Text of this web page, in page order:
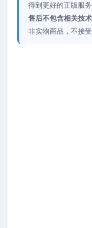
得到更好的正版服务
售后不包含相关技
非实物商品，不接